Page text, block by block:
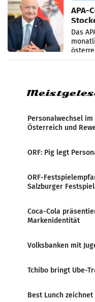
APA-
im Juli
Das
Personalwechsel
Österreich und
ORF: Pig legt
ORF-
Salzburger
Coca-Cola
Markenidentität
Volksbanken mit
Tchibo bringt Ube-
Best Lunch